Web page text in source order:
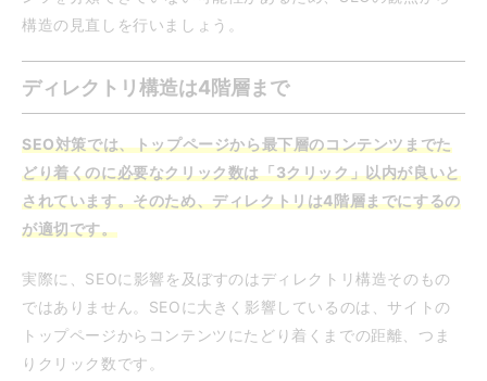
構造の見直しを行いましょう。
ディレクトリ構造は4階層まで
SEO対策では、トップページから最下層のコンテンツまでた
どり着くのに必要なクリック数は「3クリック」以内が良いと
されています。そのため、ディレクトリは4階層までにするの
が適切です。
実際に、SEOに影響を及ぼすのはディレクトリ構造そのもの
ではありません。SEOに大きく影響しているのは、サイトの
トップページからコンテンツにたどり着くまでの距離、つま
りクリック数です。